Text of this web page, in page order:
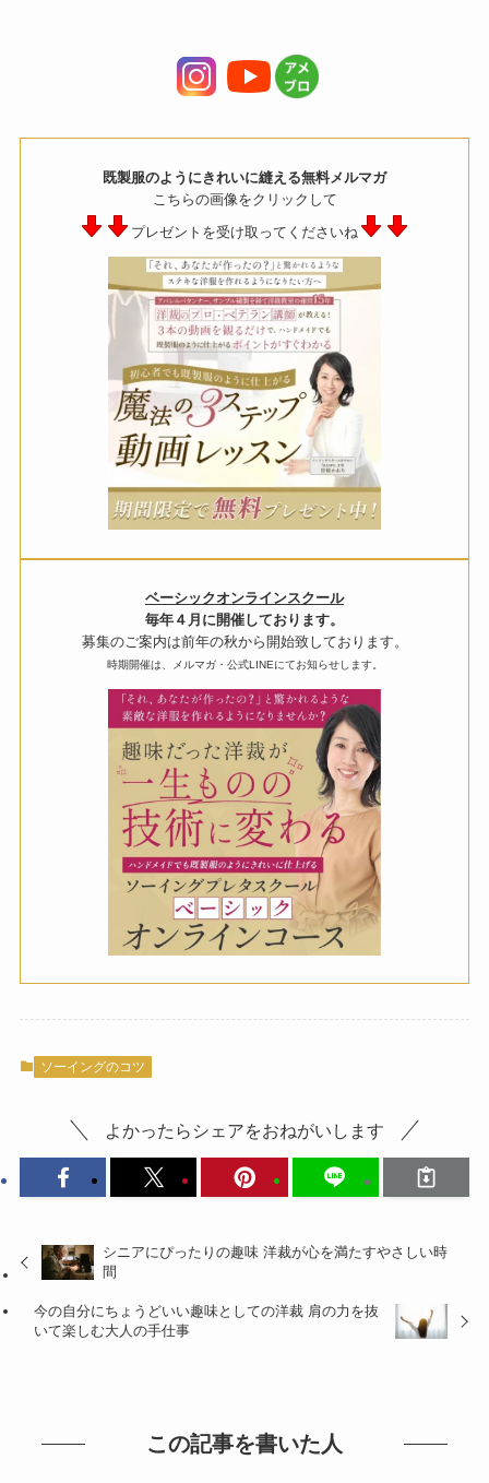
既製服のようにきれいに縫える無料メルマガ
こちらの画像をクリックして
プレゼントを受け取ってくださいね
ベーシックオンラインスクール
毎年４月に開催しております。
募集のご案内は前年の秋から開始致しております。
時期開催は、メルマガ・公式LINEにてお知らせします。
ソーイングのコツ
よかったらシェアをおねがいします
シニアにぴったりの趣味 洋裁が心を満たすやさしい時
間
今の自分にちょうどいい趣味としての洋裁 肩の力を抜
いて楽しむ大人の手仕事
この記事を書いた人